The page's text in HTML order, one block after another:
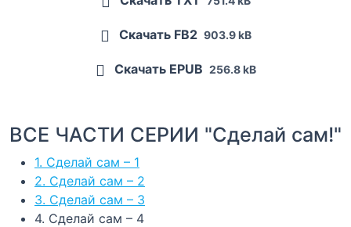
Скачать FB2 903.9 kB
Скачать EPUB 256.8 kB
ВСЕ ЧАСТИ СЕРИИ "Сделай сам!"
1. Сделай сам – 1
2. Сделай сам – 2
3. Сделай сам – 3
4. Сделай сам – 4